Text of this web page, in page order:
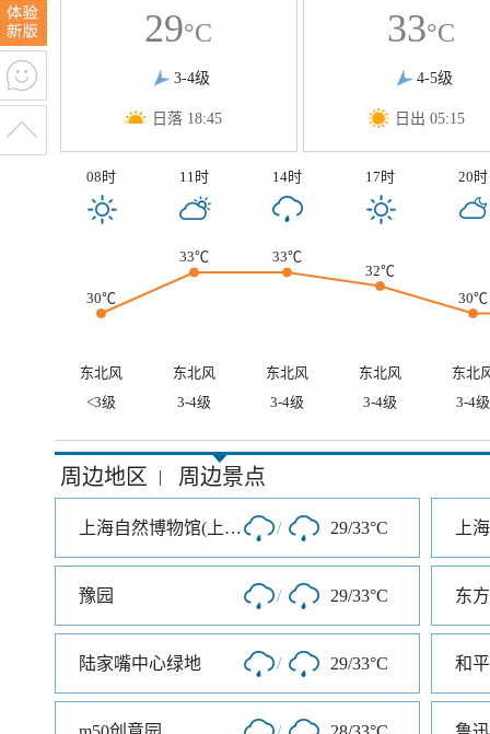
29°C
3-4级
日落 18:45
33°C
4-5级
日出 05:15
08时 11时 14时 17时 20时
30℃
33℃
33℃
32℃
30℃
东北风 东北风 东北风 东北风
东北
<3级
3-4级 3-4级 3-4级 3-4级
周边地区 | 周边景点
上海自然博物馆(上海科技馆分馆) / 29/33°C 上
豫园 / 29/33°C 东
陆家嘴中心绿地 / 29/33°C 和